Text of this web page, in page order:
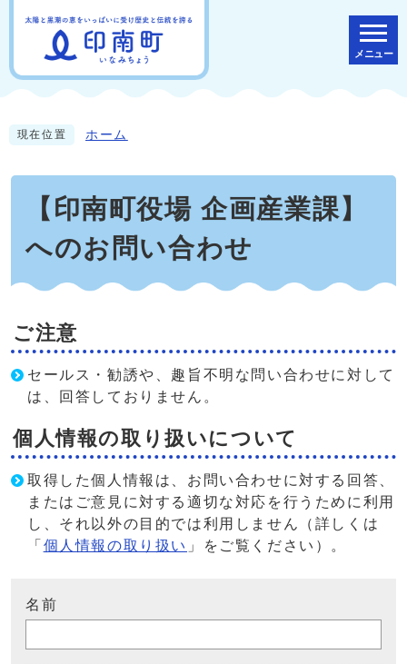
メニュー
現在位置 ホーム
【印南町役場 企画産業課】
へのお問い合わせ
ご注意
セールス・勧誘や、趣旨不明な問い合わせに対して
は、回答しておりません。
個人情報の取り扱いについて
取得した個人情報は、お問い合わせに対する回答、
またはご意見に対する適切な対応を行うために利用
し、それ以外の目的では利用しません（詳しくは
「 個人情報の取り扱い 」をご覧ください）。
名前